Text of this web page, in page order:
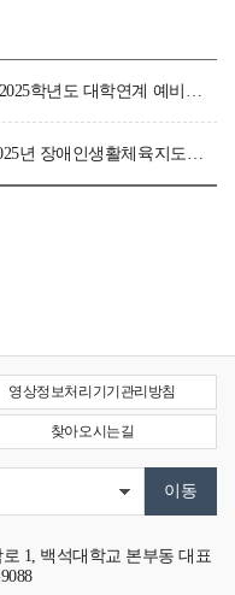
충청남도천안교육지원청] 2025학년도 대학연계 예비특수교사 나눔지리 신청 안내
[충청남도장애인체육회] 2025년 장애인생활체육지도자 역량강화 교육 및 멘토링 프로그램 개최 안내
영상정보처리기기관리방침
찾아오시는길
1, 백석대학교 본부동대표